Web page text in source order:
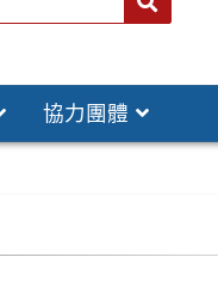
協力團體